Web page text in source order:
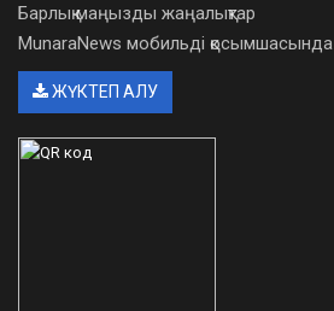
Барлық маңызды жаңалықтар
MunaraNews мобильді қосымшасында
ЖҮКТЕП АЛУ